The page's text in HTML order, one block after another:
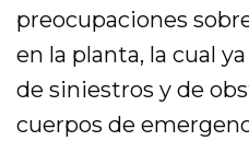
preocupaciones
en la planta, la cual
de siniestros y de
cuerpos de